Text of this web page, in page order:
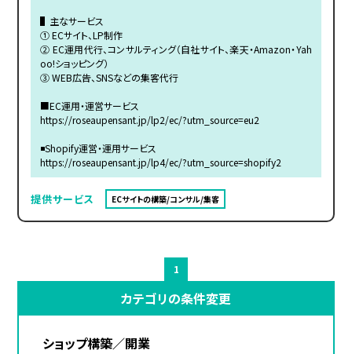
▌主なサービス
① ECサイト、LP制作
② EC運用代行、コンサルティング（自社サイト、楽天・Amazon・Yah
oo!ショッピング）
③ WEB広告、SNSなどの集客代行
■EC運用・運営サービス
https://roseaupensant.jp/lp2/ec/?utm_source=eu2
◾️Shopify運営・運用サービス
https://roseaupensant.jp/lp4/ec/?utm_source=shopify2
提供サービス ECサイトの構築/コンサル/集客
1
カテゴリの条件変更
ショップ構築／開業